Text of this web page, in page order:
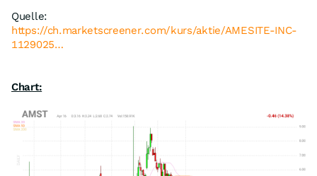
Quelle:
https://ch.marketscreener.com/kurs/aktie/AMESITE-INC-
1129025…
Chart: